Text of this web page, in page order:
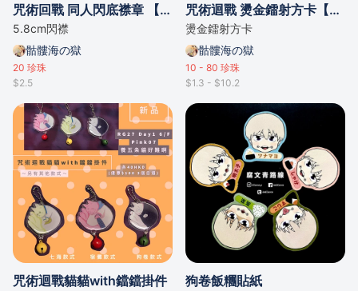
咒術回戰 同人閃底襟章 【全新】
5.8cm閃襟
骷髏海の獄
20 珍珠
$2.5
咒術迴戰 燙金鐳射方卡【全新】
燙金鐳射方卡
骷髏海の獄
10 - 80 珍珠
$1.3 - $10.2
咒術迴戰貓貓with鐺鐺掛件 狗卷飯糰貼紙